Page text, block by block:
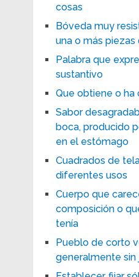
cosas
Bóveda muy
una o más piezas
Palabra que
sustantivo
Que obtiene o
Sabor
boca, producido
en el estómago
Cuadrados de
diferentes usos
Cuerpo que
composición o
tenía
Pueblo de corto
generalmente sin